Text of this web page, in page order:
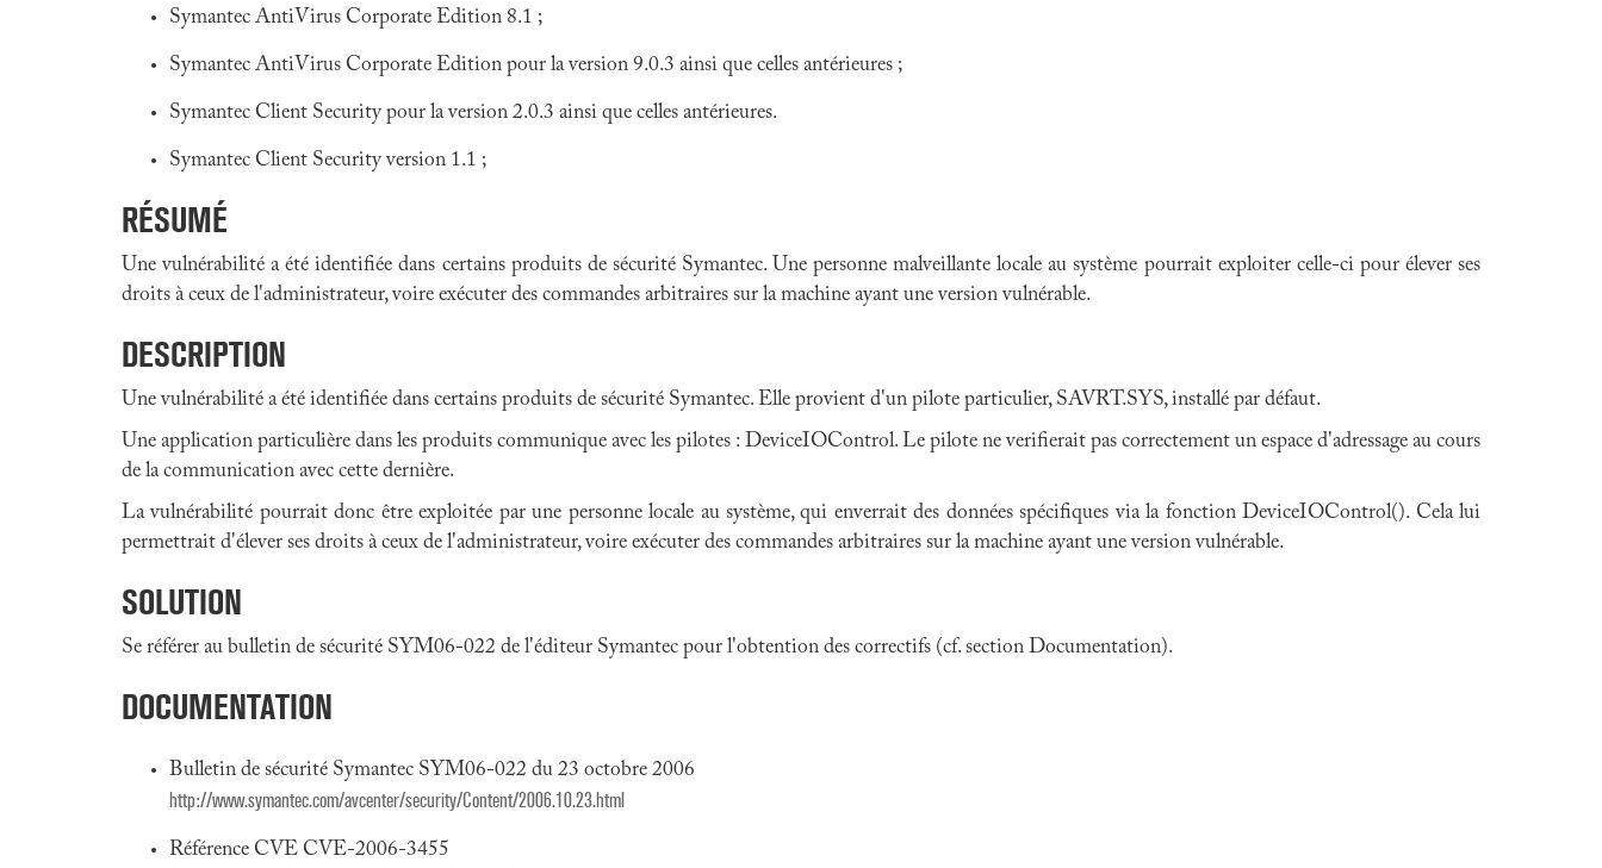
Symantec AntiVirus Corporate Edition 8.1 ;
Symantec AntiVirus Corporate Edition pour la version 9.0.3 ainsi que celles antérieures ;
Symantec Client Security pour la version 2.0.3 ainsi que celles antérieures.
Symantec Client Security version 1.1 ;
RÉSUMÉ
Une vulnérabilité a été identifiée dans certains produits de sécurité Symantec. Une personne malveillante locale au système pourrait exploiter celle-ci pour élever ses
droits à ceux de l'administrateur, voire exécuter des commandes arbitraires sur la machine ayant une version vulnérable.
DESCRIPTION
Une vulnérabilité a été identifiée dans certains produits de sécurité Symantec. Elle provient d'un pilote particulier, SAVRT.SYS, installé par défaut.
Une application particulière dans les produits communique avec les pilotes : DeviceIOControl. Le pilote ne verifierait pas correctement un espace d'adressage au cours
de la communication avec cette dernière.
La vulnérabilité pourrait donc être exploitée par une personne locale au système, qui enverrait des données spécifiques via la fonction DeviceIOControl(). Cela lui
permettrait d'élever ses droits à ceux de l'administrateur, voire exécuter des commandes arbitraires sur la machine ayant une version vulnérable.
SOLUTION
Se référer au bulletin de sécurité SYM06-022 de l'éditeur Symantec pour l'obtention des correctifs (cf. section Documentation).
DOCUMENTATION
Bulletin de sécurité Symantec SYM06-022 du 23 octobre 2006
http://www.symantec.com/avcenter/security/Content/2006.10.23.html
Référence CVE CVE-2006-3455